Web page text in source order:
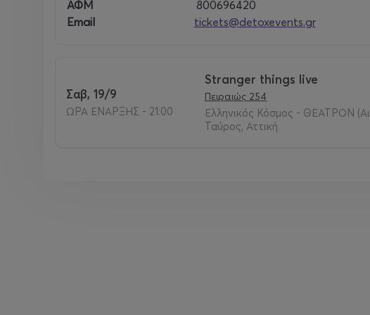
www.detoxevents.gr/ 2109636489
ΑΦΜ
800696420
Email
tickets@detoxevents.gr
Σαβ, 19/9
ΩΡΑ ΕΝΑΡΞΗΣ - 21:00
Stranger things live
Πειραιώς 254
Ελληνικός Κόσμος - ΘΕΑΤΡΟΝ
Ταύρος, Αττική